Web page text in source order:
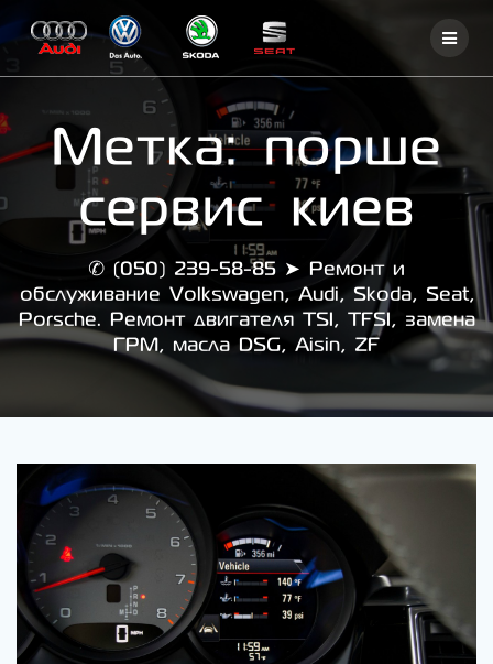
content
Метка:порше
сервис киев
✆ (050) 239-58-85 ➤ Ремонт и
обслуживание Volkswagen, Audi, Skoda, Seat,
Porsche. Ремонт двигателя TSI, TFSI, замена
ГРМ, масла DSG, Aisin, ZF